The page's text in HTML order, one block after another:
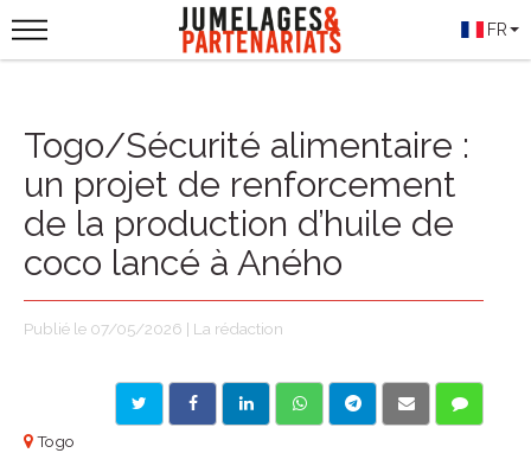
FR
Togo/Sécurité alimentaire :
un projet de renforcement
de la production d’huile de
coco lancé à Aného
Publié le 07/05/2026 | La rédaction
Togo